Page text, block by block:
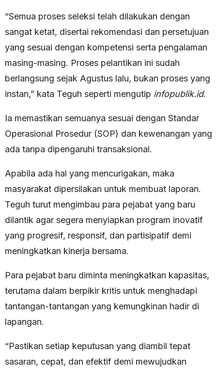
“Semua proses seleksi telah dilakukan dengan
sangat ketat, disertai rekomendasi dan persetujuan
yang sesuai dengan kompetensi serta pengalaman
masing-masing. Proses pelantikan ini sudah
berlangsung sejak Agustus lalu, bukan proses yang
instan,” kata Teguh seperti mengutip infopublik.id.
Ia memastikan semuanya sesuai dengan Standar
Operasional Prosedur (SOP) dan kewenangan yang
ada tanpa dipengaruhi transaksional.
Apabila ada hal yang mencurigakan, maka
masyarakat dipersilakan untuk membuat laporan.
Teguh turut mengimbau para pejabat yang baru
dilantik agar segera menyiapkan program inovatif
yang progresif, responsif, dan partisipatif demi
meningkatkan kinerja bersama.
Para pejabat baru diminta meningkatkan kapasitas,
terutama dalam berpikir kritis untuk menghadapi
tantangan-tantangan yang kemungkinan hadir di
lapangan.
“Pastikan setiap keputusan yang diambil tepat
sasaran, cepat, dan efektif demi mewujudkan